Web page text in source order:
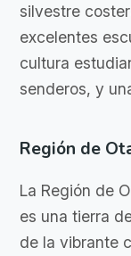
silvestre
excelentes
cultura
senderos, y
Región de
La Región de
es una tierra
de la vibrante